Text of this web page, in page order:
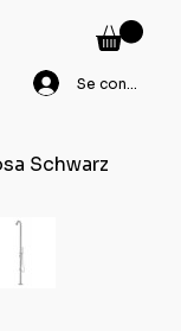
Se connecter
Schwarz